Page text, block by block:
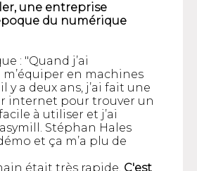
une entreprise
du numérique
: "Quand j’ai
en machines
y a deux ans, j’ai fait une
internet pour trouver un
à utiliser et j’ai
Stéphan Hales
et ça m’a plu de
était très rapide. C'est